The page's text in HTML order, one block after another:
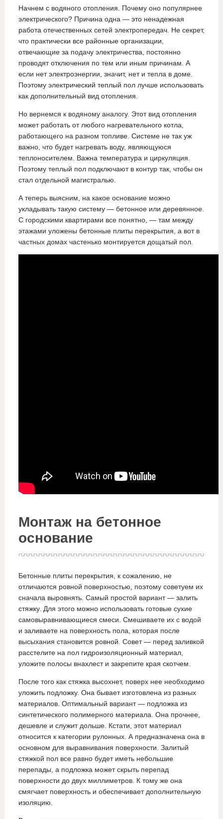
Начнем с водяного отопления. Почему оно популярнее
электрического? Причина одна — это ненадежная
работа отечественных сетей электропередач. Не секрет,
что практически все районные организации,
отвечающие за подачу электричества, постоянно
проводят отключения по тем или иным причинам. А
если нет электроэнергии, значит, нет и тепла в доме.
Поэтому электрический теплый пол лучше использовать
как дополнительный вид отопления.
Но вернемся к водяному аналогу. Этот вид отопления
может работать от любого нагревательного котла,
работающего на разном топливе. Системе не так уж
важно, что будет нагревать воду, являющуюся
теплоносителем. Важна температура и циркуляция.
Поэтому теплый пол подключают в контур так, чтобы он
стал отдельной магистралью.
А теперь выясним, на какое основание можно
укладывать такую систему — бетонное или деревянное.
С городскими квартирами все понятно, — там между
этажами уложены бетонные плиты перекрытия, а вот в
частных домах частенько монтируется дощатый пол.
Монтаж на бетонное
основание
Бетонные плиты перекрытия, к сожалению, не
отличаются ровной поверхностью, поэтому советуем их
сначала выровнять. Самый простой вариант — залить
стяжку. Для этого можно использовать готовые сухие
самовыравнивающиеся смеси. Смешиваете их с водой
и заливаете на поверхность пола, которая после
высыхания становится ровной. Совет — перед заливкой
расстелите на пол гидроизоляционный материал,
уложите полосы внахлест и закрепите края скотчем.
После того как стяжка высохнет, поверх нее необходимо
уложить подложку. Она бывает изготовлена из разных
материалов. Оптимальный вариант — подложка из
синтетического полимерного материала. Она прочнее,
дешевле и служит дольше. Кстати, этот материал
относится к категории рулонных. А предназначена она в
основном для выравнивания поверхности. Залитый
стяжкой пол все равно будет иметь небольшие
перепады, а подложка может скрыть перепад
поверхности до двух миллиметров. К тому же она
смягчает поверхность и обеспечивает дополнительную
изоляцию.